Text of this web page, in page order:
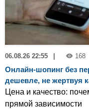
06.08.26 22:55 168
Онлайн-шопинг без
дешевле, не жертвуя
Цена и качество:
прямой зависимости